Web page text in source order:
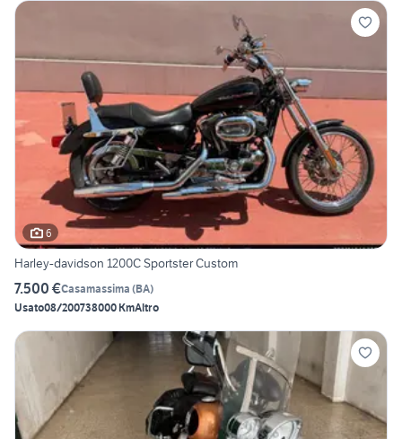
6
Harley-davidson 1200C Sportster Custom
7.500 €Casamassima (BA)
Usato08/200738000 KmAltro